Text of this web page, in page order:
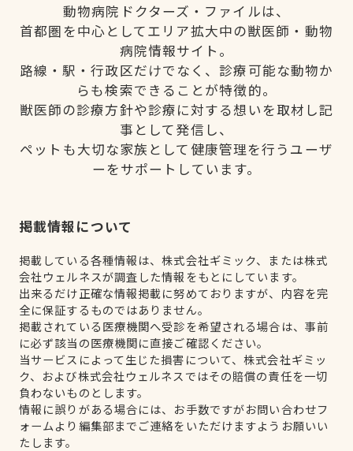
動物病院ドクターズ・ファイルは、
首都圏を中心としてエリア拡大中の獣医師・動物
病院情報サイト。
路線・駅・行政区だけでなく、診療可能な動物か
らも検索できることが特徴的。
獣医師の診療方針や診療に対する想いを取材し記
事として発信し、
ペットも大切な家族として健康管理を行うユーザ
ーをサポートしています。
掲載情報について
掲載している各種情報は、株式会社ギミック、または株式
会社ウェルネスが調査した情報をもとにしています。
出来るだけ正確な情報掲載に努めておりますが、内容を完
全に保証するものではありません。
掲載されている医療機関へ受診を希望される場合は、事前
に必ず該当の医療機関に直接ご確認ください。
当サービスによって生じた損害について、株式会社ギミッ
ク、および株式会社ウェルネスではその賠償の責任を一切
負わないものとします。
情報に誤りがある場合には、お手数ですがお問い合わせフ
ォームより編集部までご連絡をいただけますようお願いい
たします。